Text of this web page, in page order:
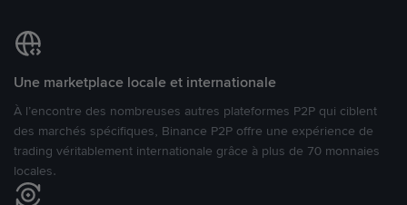
Une marketplace locale et internationale
À l’encontre des nombreuses autres plateformes P2P qui ciblent
des marchés spécifiques, Binance P2P offre une expérience de
trading véritablement internationale grâce à plus de 70 monnaies
locales.